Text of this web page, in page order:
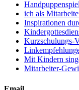
Handpuppenspiel
ich als
Inspirationen
Kurzschulungs-
Mit Kindern
Mitarbeiter-